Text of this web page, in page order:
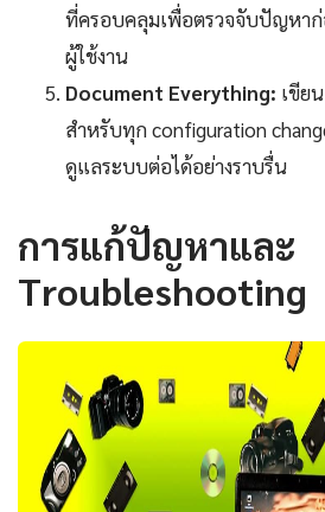
ที่ครอบคลุมเพื่อตรวจจับปัญหา
ผู้ใช้งาน
Document Everything: เขีย
สำหรับทุก configuration
ดูแลระบบต่อได้อย่างราบรื่น
การแก้ปัญหาและ
Troubleshooting